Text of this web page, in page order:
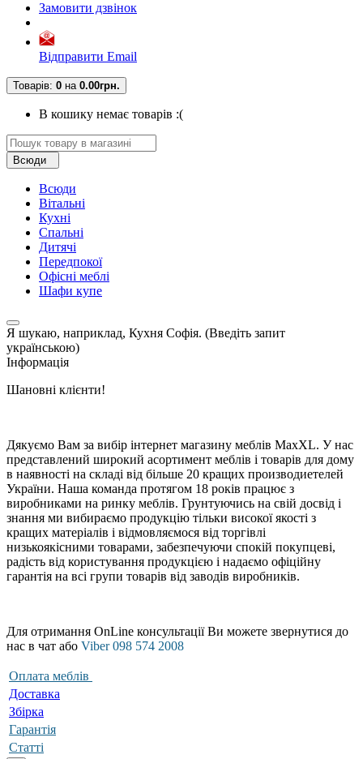
Замовити дзвінок
Відправити Email
Товарів: 0 на 0.00грн.
В кошику немає товарів :(
Всюди
Всюди
Вітальні
Кухні
Спальні
Дитячі
Передпокої
Офісні меблі
Шафи купе
Я шукаю, наприклад, Кухня Софія. (Введіть запит
українською)
Інформація
Шановні клієнти!
Дякуємо Вам за вибір інтернет магазину меблів MaxXL. У нас
представлений широкий асортимент меблів і товарів для дому
в наявності на складі від більше 20 кращих производиетелей
України. Наша команда протягом 18 років працює з
виробниками на ринку меблів. Грунтуючись на свій досвід і
знання ми вибираємо продукцію тільки високої якості з
кращих матеріалів і відмовляємося від торгівлі
низькоякісними товарами, забезпечуючи спокій покупцеві,
радість від користування продукцією і надаємо офіційну
гарантія на всі групи товарів від заводів виробників.
Для отримання OnLine консультації Ви можете звернутися до
нас в чат або Viber 098 574 2008
Оплата меблів
Доставка
Збірка
Гарантія
Статті